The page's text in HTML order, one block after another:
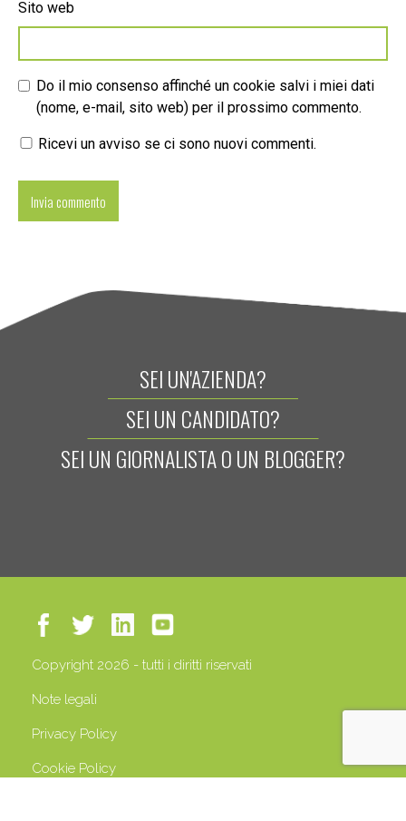
Sito web
Do il mio consenso affinché un cookie salvi i miei dati
(nome, e-mail, sito web) per il prossimo commento.
Ricevi un avviso se ci sono nuovi commenti.
SEI UN'AZIENDA?
SEI UN CANDIDATO?
SEI UN GIORNALISTA O UN BLOGGER?
Copyright 2026 - tutti i diritti riservati
Note legali
Privacy Policy
Cookie Policy